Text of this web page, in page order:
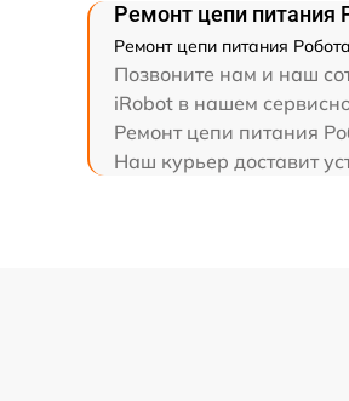
Ремонт цепи питания
Ремонт цепи питания
Позвоните нам и наш
iRobot в нашем
Ремонт цепи питания
Наш курьер доставит